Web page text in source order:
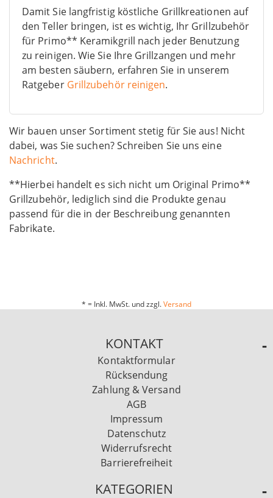
Damit Sie langfristig köstliche Grillkreationen auf
den Teller bringen, ist es wichtig, Ihr Grillzubehör
für Primo** Keramikgrill nach jeder Benutzung
zu reinigen. Wie Sie Ihre Grillzangen und mehr
am besten säubern, erfahren Sie in unserem
Ratgeber Grillzubehör reinigen.
Wir bauen unser Sortiment stetig für Sie aus! Nicht
dabei, was Sie suchen? Schreiben Sie uns eine
Nachricht.
**Hierbei handelt es sich nicht um Original Primo**
Grillzubehör, lediglich sind die Produkte genau
passend für die in der Beschreibung genannten
Fabrikate.
* = Inkl. MwSt. und zzgl.Versand
KONTAKT
Kontaktformular
Rücksendung
Zahlung & Versand
AGB
Impressum
Datenschutz
Widerrufsrecht
Barrierefreiheit
KATEGORIEN